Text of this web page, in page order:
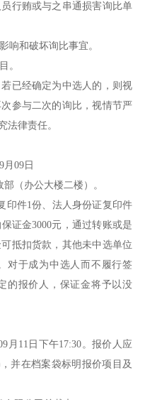
行贿或与之串通损害询比单
响和破坏询比事宜。
。
已经确定为中选人的，则视
参与二次的询比，视情节严
法律责任。
月09日
（办公大楼二楼）。
印件1份、法人身份证复印件
证金3000元，通过转账或是
抵扣货款，其他未中选单位
对于成为中选人而不履行签
的报价人，保证金将予以没
月11日下午17:30。报价人应
并在档案袋标明报价项目及